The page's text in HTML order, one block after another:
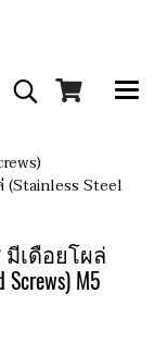
(Stainless Steel
เดือยโผล่
Screws) M5